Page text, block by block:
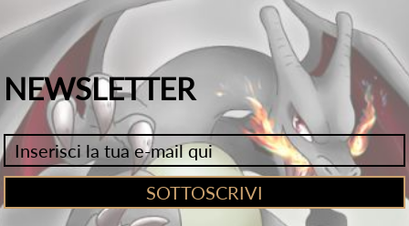
NEWSLETTER